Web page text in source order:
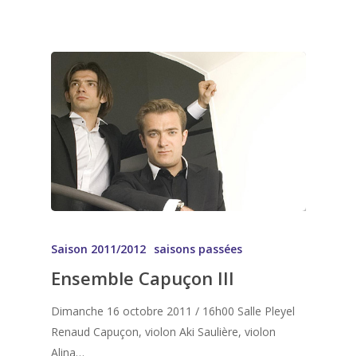
Saison 2011/2012 saisons passées
Ensemble Capuçon III
Dimanche 16 octobre 2011 / 16h00 Salle Pleyel
Renaud Capuçon, violon Aki Saulière, violon
Alina…